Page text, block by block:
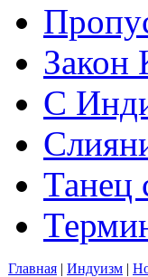
Закон
С
Главная | Индуизм |